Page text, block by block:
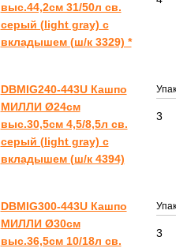
выс.44,2см 31/50л св.
серый (light gray) с
вкладышем (ш/к 3329) *
DBMIG240-443U Кашпо
МИЛЛИ Ø24см
выс.30,5см 4,5/8,5л св.
серый (light gray) с
вкладышем (ш/к 4394)
3
DBMIG300-443U Кашпо
МИЛЛИ Ø30см
выс.36,5см 10/18л св.
3